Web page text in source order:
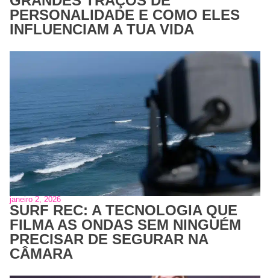
PERSONALIDADE E COMO ELES
INFLUENCIAM A TUA VIDA
janeiro 2, 2026
SURF REC: A TECNOLOGIA QUE
FILMA AS ONDAS SEM NINGUÉM
PRECISAR DE SEGURAR NA
CÂMARA